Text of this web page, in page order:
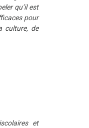
qu’il est
pour
culture, de
et